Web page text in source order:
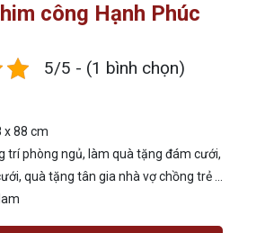
công Hạnh Phúc
5/5 - (1 bình chọn)
x 88 cm
trí phòng ngủ, làm quà tặng đám cưới,
quà tặng tân gia nhà vợ chồng trẻ ...